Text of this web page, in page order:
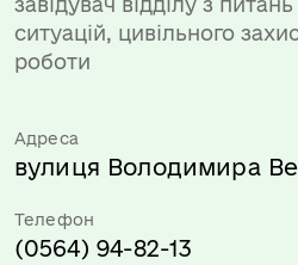
ситуацій, цивільного
роботи
Адреса
вулиця Володимира
Телефон
(0564) 94-82-13